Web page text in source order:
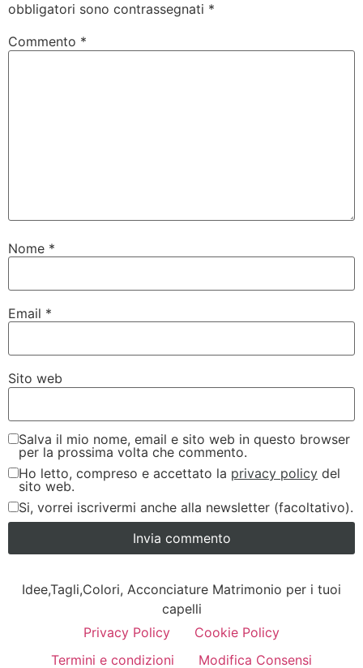
obbligatori sono contrassegnati *
Commento *
Nome *
Email *
Sito web
Salva il mio nome, email e sito web in questo browser
per la prossima volta che commento.
Ho letto, compreso e accettato la privacy policy del
sito web.
Si, vorrei iscrivermi anche alla newsletter (facoltativo).
Idee,Tagli,Colori, Acconciature Matrimonio per i tuoi
capelli
Privacy Policy
Cookie Policy
Termini e condizioni
Modifica Consensi